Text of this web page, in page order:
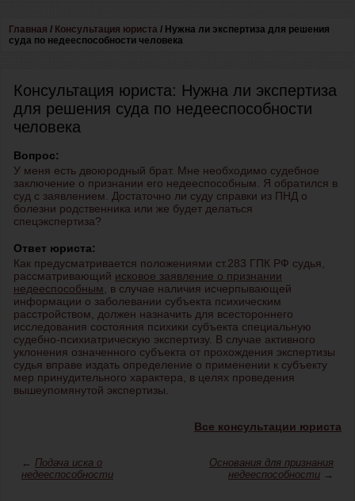
Главная / Консультация юриста / Нужна ли экспертиза для решения
суда по недееспособности человека
Консультация юриста: Нужна ли экспертиза
для решения суда по недееспособности
человека
Вопрос:
У меня есть двоюродный брат. Мне необходимо судебное
заключение о признании его недееспособным. Я обратился в
суд с заявлением. Достаточно ли суду справки из ПНД о
болезни родственника или же будет делаться
спецэкспертиза?
Ответ юриста:
Как предусматривается положениями ст.283 ГПК РФ судья,
рассматривающий исковое заявление о признании
недееспособным, в случае наличия исчерпывающей
информации о заболевании субъекта психическим
расстройством, должен назначить для всестороннего
исследования состояния психики субъекта специальную
судебно-психиатрическую экспертизу. В случае активного
уклонения означенного субъекта от прохождения экспертизы
судья вправе издать определение о применении к субъекту
мер принудительного характера, в целях проведения
вышеупомянутой экспертизы.
Все консультации юриста
← Подача иска о
недееспособности
Основания для признания
недееспособности →